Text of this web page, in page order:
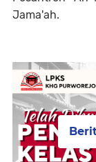
Jama'ah.